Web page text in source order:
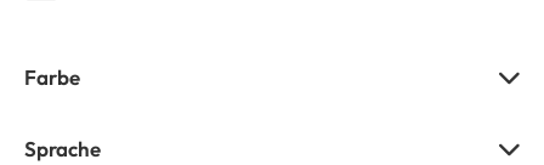
Farbe
Sprache